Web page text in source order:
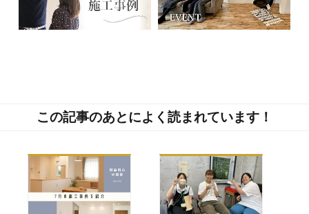
この記事のあとによく読まれています！